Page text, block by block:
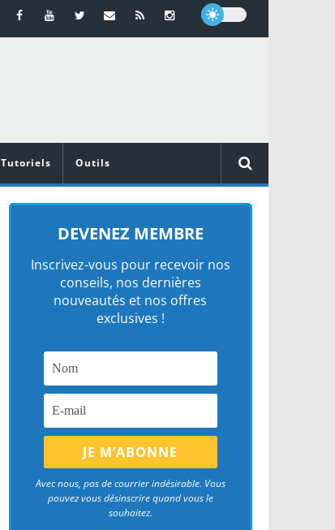
Tutoriels Outils
DEVENEZ MEMBRE
Inscrivez-vous pour recevoir nos
conseils, nos dernières
nouveautés et nos offres
exclusives !
Avec nous, pas de courrier indésirable. Vous
pouvez vous désinscrire quand vous le
souhaitez.